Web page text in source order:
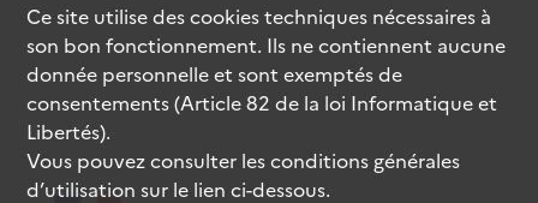
Ce site utilise descookiestechniques nécessaires à
son bon fonctionnement. Ils ne contiennent aucune
donnée personnelle et sont exemptés de
consentements (Article 82 de la loi Informatique et
Libertés).
Vous pouvez consulter les conditions générales
d’utilisation sur le lien ci-dessous.